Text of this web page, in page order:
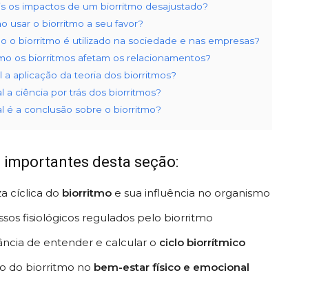
os impactos de um biorritmo desajustado?
usar o biorritmo a seu favor?
o biorritmo é utilizado na sociedade e nas empresas?
os biorritmos afetam os relacionamentos?
a aplicação da teoria dos biorritmos?
a ciência por trás dos biorritmos?
é a conclusão sobre o biorritmo?
desta seção:
cíclica do biorritmo e sua influência no organismo
fisiológicos regulados pelo biorritmo
de entender e calcular o ciclo biorrítmico
do biorritmo no bem-estar físico e emocional